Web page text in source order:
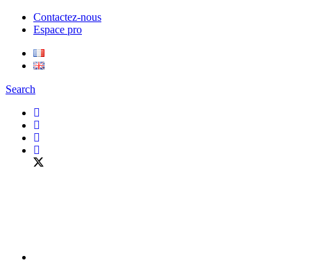
Contactez-nous
Espace pro
Search